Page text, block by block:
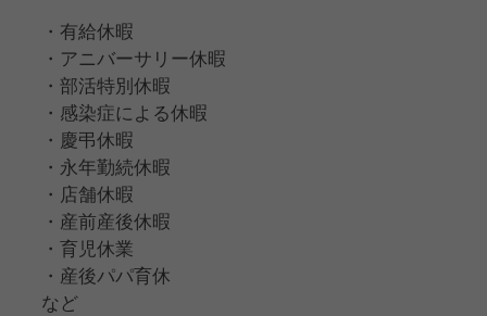
・有給休暇
・アニバーサリー休暇
・部活特別休暇
・感染症による休暇
・慶弔休暇
・永年勤続休暇
・店舗休暇
・産前産後休暇
・育児休業
・産後パパ育休
など